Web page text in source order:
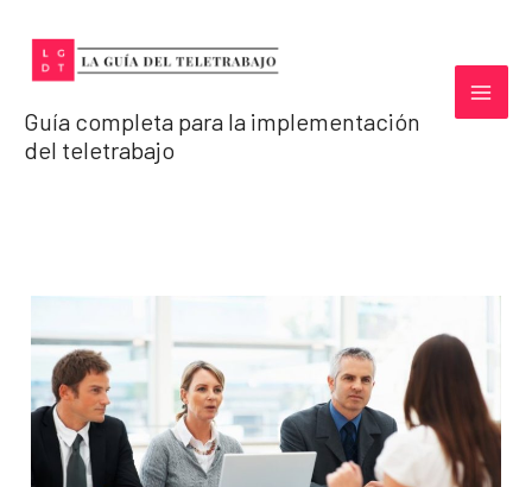
contenido
Guía completa para la implementación
del teletrabajo